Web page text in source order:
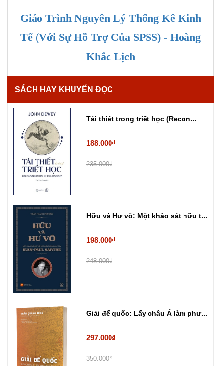
Giáo Trình Nguyên Lý Thống Kê Kinh
Tế (Với Sự Hỗ Trợ Của SPSS) - Hoàng
Khắc Lịch
SÁCH HAY KHUYẾN ĐỌC
Tái thiết trong triết học (Recon...
188.000₫
235.000₫
Hữu và Hư vô: Một khảo sát hữu t...
198.000₫
248.000₫
Giải đế quốc: Lấy châu Á làm phư...
297.000₫
350.000₫